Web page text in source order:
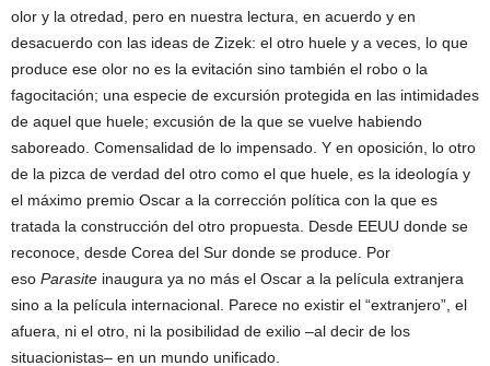
olor y la otredad, pero en nuestra lectura, en acuerdo y en
desacuerdo con las ideas de Zizek: el otro huele y a veces, lo que
produce ese olor no es la evitación sino también el robo o la
fagocitación; una especie de excursión protegida en las intimidades
de aquel que huele; excusión de la que se vuelve habiendo
saboreado. Comensalidad de lo impensado. Y en oposición, lo otro
de la pizca de verdad del otro como el que huele, es la ideología y
el máximo premio Oscar a la corrección política con la que es
tratada la construcción del otro propuesta. Desde EEUU donde se
reconoce, desde Corea del Sur donde se produce. Por
eso Parasite inaugura ya no más el Oscar a la película extranjera
sino a la película internacional. Parece no existir el “extranjero”, el
afuera, ni el otro, ni la posibilidad de exilio –al decir de los
situacionistas– en un mundo unificado.